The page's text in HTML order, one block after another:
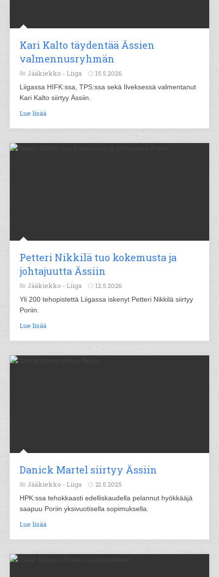
Kari Kalto täydentää Ässien
valmennusryhmän
Jääkiekko - Liiga 15.5.2026
Liigassa HIFK:ssa, TPS:ssa sekä Ilveksessä valmentanut
Kari Kalto siirtyy Ässiin.
Lue lisää
Petteri Nikkilä tuo kokemusta ja
johtajuutta Ässiin
Jääkiekko - Liiga 12.5.2026
Yli 200 tehopistettä Liigassa iskenyt Petteri Nikkilä siirtyy
Poriin.
Lue lisää
Danick Martel siirtyy Ässiin
Jääkiekko - Liiga 21.5.2025
HPK:ssa tehokkaasti edelliskaudella pelannut hyökkääjä
saapuu Poriin yksivuotisella sopimuksella.
Lue lisää